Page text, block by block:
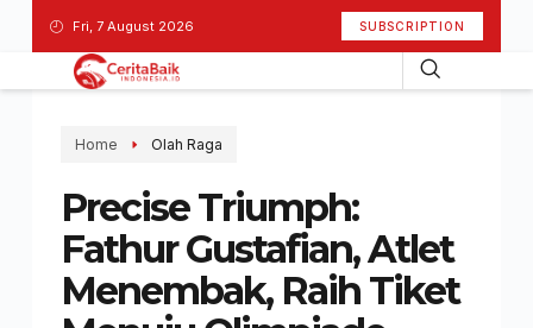
Fri, 7 August 2026 SUBSCRIPTION
Home Olah Raga
Precise Triumph:
Fathur Gustafian, Atlet
Menembak, Raih Tiket